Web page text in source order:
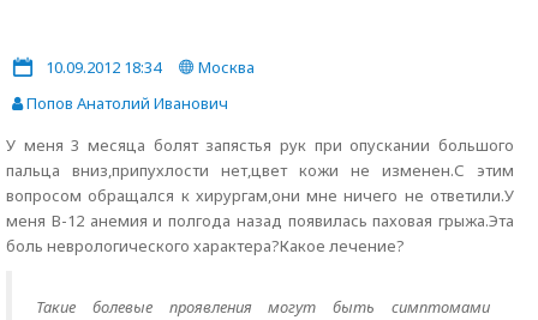
10.09.2012 18:34
Москва
Попов Анатолий Иванович
У меня 3 месяца болят запястья рук при опускании большого
пальца вниз,припухлости нет,цвет кожи не изменен.С этим
вопросом обращался к хирургам,они мне ничего не ответили.У
меня B-12 анемия и полгода назад появилась паховая грыжа.Эта
боль неврологического характера?Какое лечение?
Такие болевые проявления могут быть симптомами